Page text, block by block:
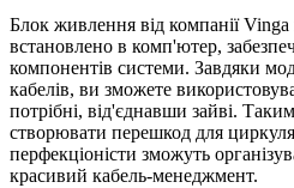
Блок живлення від компанії
встановлено в комп'ютер,
компонентів системи. Завдяки
кабелів, ви зможете
потрібні, від'єднавши зайві.
створювати перешкод для
перфекціоністи зможуть
красивий кабель-менеджмент.